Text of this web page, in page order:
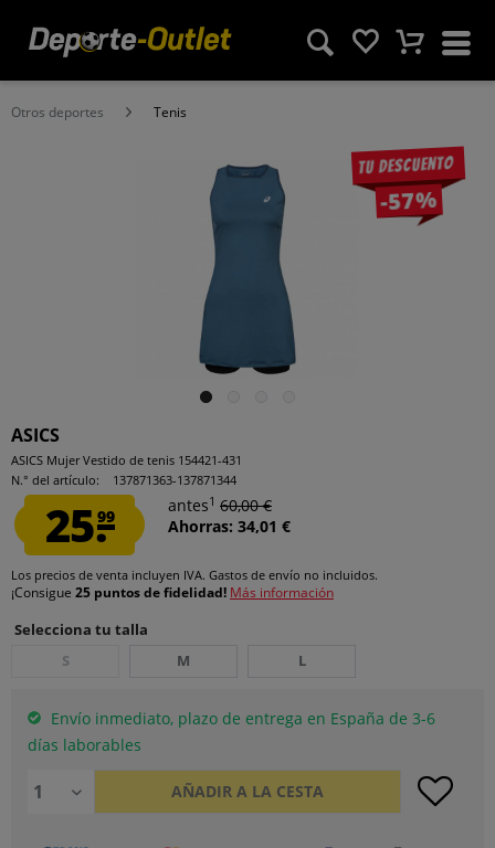
Otros deportes Tenis
Tu descuento
-57%
ASICS
ASICS Mujer Vestido de tenis 154421-431
N.° del artículo:
137871363-137871344
25.99
antes1 60,00 €
Ahorras: 34,01 €
Los precios de venta incluyen IVA. Gastos de envío no incluidos.
¡Consigue 25 puntos de fidelidad! Más información
Selecciona tu talla
S
M L
Envío inmediato, plazo de entrega en España de 3-6
días laborables
AÑADIR A LA CESTA